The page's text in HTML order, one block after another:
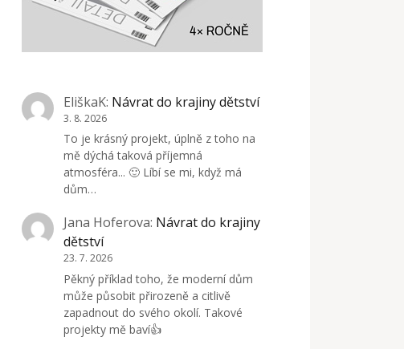
EliškaK: Návrat do krajiny dětství
3. 8. 2026
To je krásný projekt, úplně z toho na
mě dýchá taková příjemná
atmosféra... 🙂 Líbí se mi, když má
dům…
Jana Hoferova: Návrat do krajiny
dětství
23. 7. 2026
Pěkný příklad toho, že moderní dům
může působit přirozeně a citlivě
zapadnout do svého okolí. Takové
projekty mě baví👍